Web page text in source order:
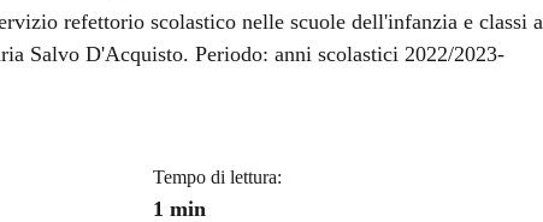
refettorio scolastico nelle scuole dell'infanzia e classi a
Salvo D'Acquisto. Periodo: anni scolastici 2022/2023-
Tempo di lettura:
1 min